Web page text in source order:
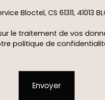
Bloctel, CS 61311, 41013
le traitement de vos
politique de
Envoyer